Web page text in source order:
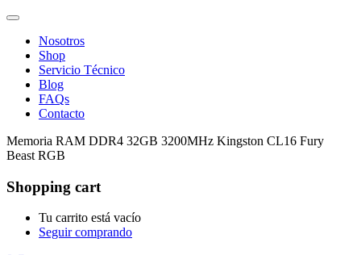
Nosotros
Shop
Servicio Técnico
Blog
FAQs
Contacto
Memoria RAM DDR4 32GB 3200MHz Kingston CL16 Fury
Beast RGB
Shopping cart
Tu carrito está vacío
Seguir comprando